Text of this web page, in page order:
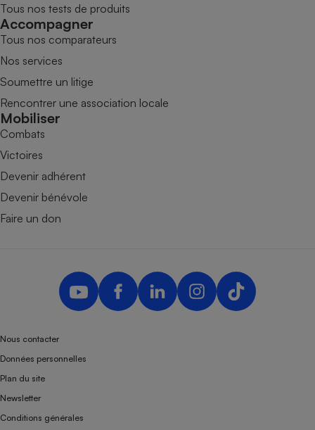
Tous nos tests de produits
Accompagner
Tous nos comparateurs
Nos services
Soumettre un litige
Rencontrer une association locale
Mobiliser
Combats
Victoires
Devenir adhérent
Devenir bénévole
Faire un don
Nous contacter
Données personnelles
Plan du site
Newsletter
Conditions générales